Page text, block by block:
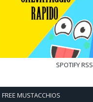
SPOTIFYRSS
FREE MUSTACCHIOS